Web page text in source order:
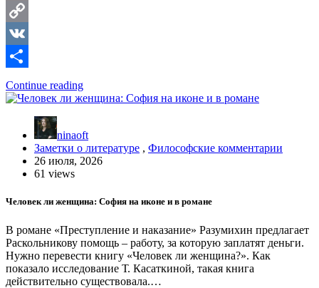
Telegram
Copy
Link
VK
Отправить
Continue reading
ninaoft
Заметки о литературе , Философские комментарии
26 июля, 2026
61 views
Человек ли женщина: София на иконе и в романе
В романе «Преступление и наказание» Разумихин предлагает
Раскольникову помощь – работу, за которую заплатят деньги.
Нужно перевести книгу «Человек ли женщина?». Как
показало исследование Т. Касаткиной, такая книга
действительно существовала.…